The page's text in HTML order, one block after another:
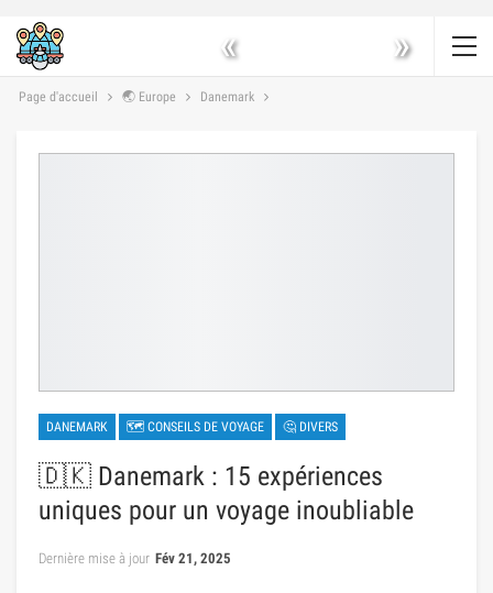
« »
Page d'accueil 🌏 Europe Danemark
DANEMARK 🗺 CONSEILS DE VOYAGE 🤔 DIVERS
🇩🇰 Danemark : 15 expériences
uniques pour un voyage inoubliable
Dernière mise à jour Fév 21, 2025